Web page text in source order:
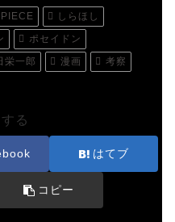
しらほし
ポセイドン
栄一郎 漫画
考察
る
はてブ
コピー